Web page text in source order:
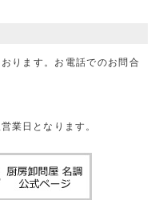
ります。お電話でのお問合
業日となります。